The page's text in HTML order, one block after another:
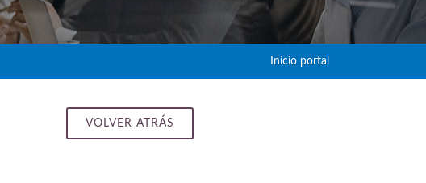
Inicio portal
VOLVER ATRÁS